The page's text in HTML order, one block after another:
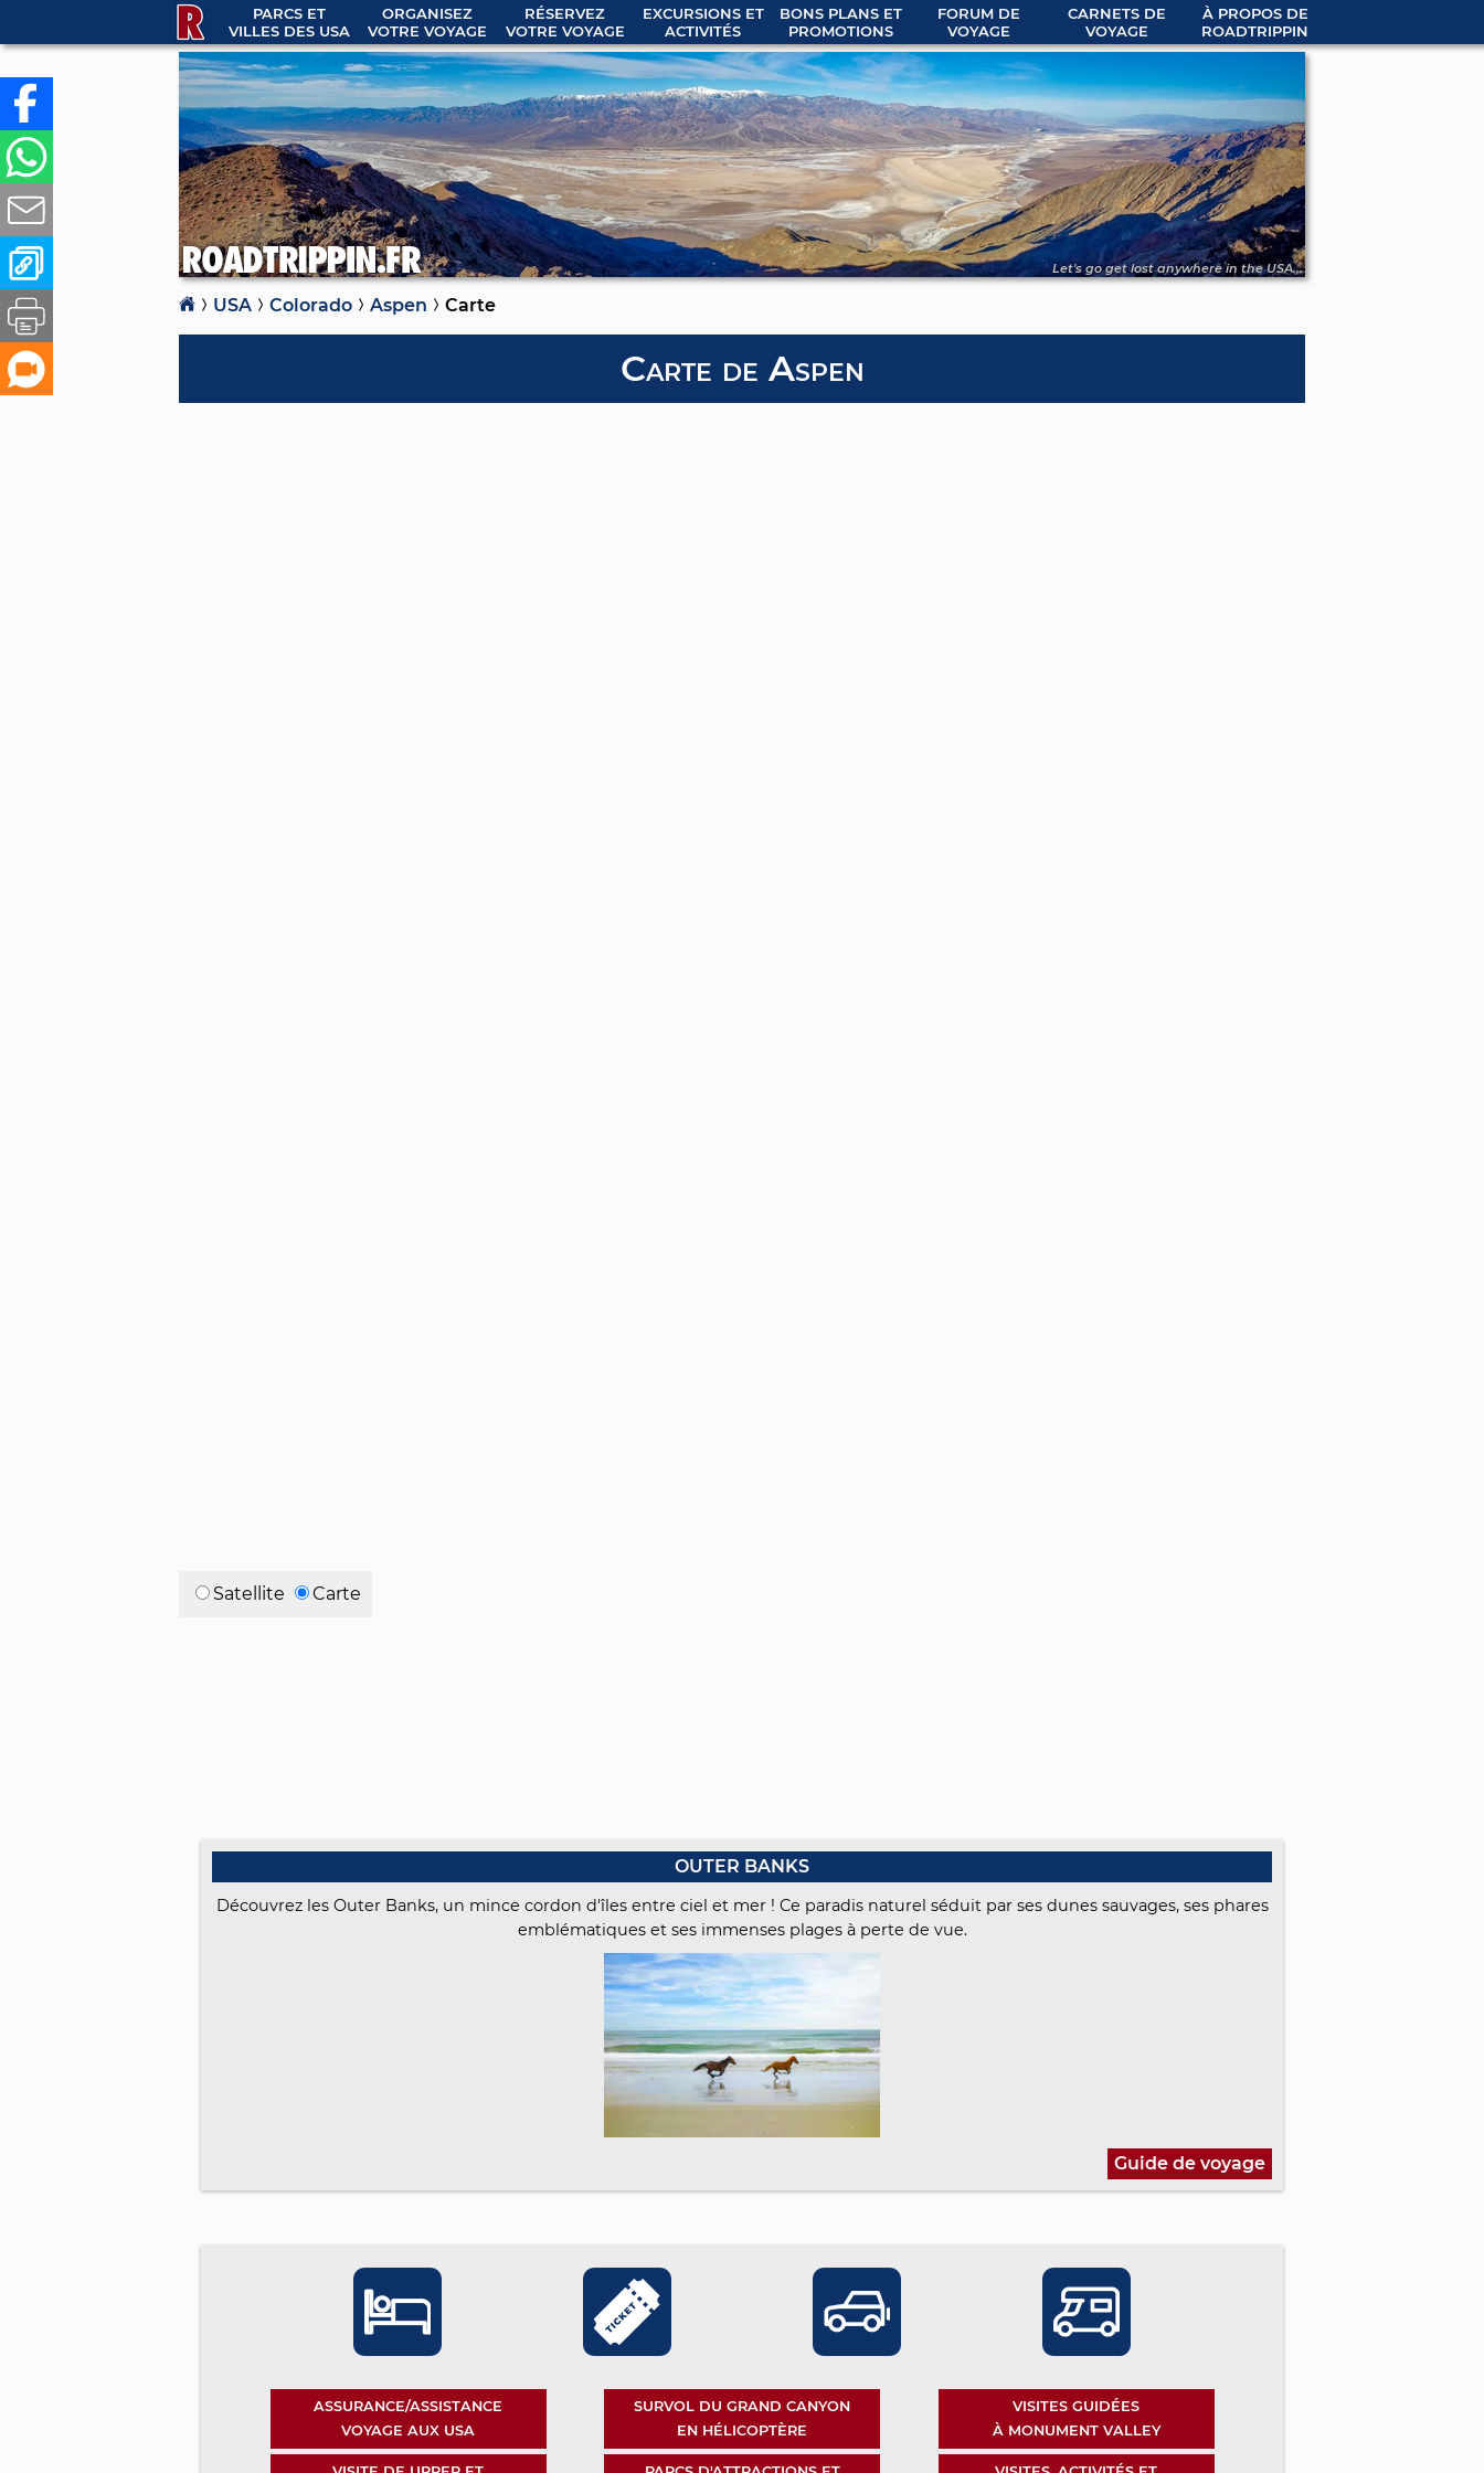
PARCS ET
VILLES DES USA
ORGANISEZ
VOTRE VOYAGE
RÉSERVEZ
VOTRE VOYAGE
EXCURSIONS ET
ACTIVITÉS
BONS PLANS ET
PROMOTIONS
FORUM DE
VOYAGE
CARNETS DE
VOYAGE
À PROPOS DE
ROADTRIPPIN
Let's go get lost anywhere in the USA...
USA Colorado Aspen Carte
Carte de Aspen
Satellite Carte
OUTER BANKS
Découvrez les Outer Banks, un mince cordon d'îles entre ciel et mer ! Ce paradis naturel séduit par ses dunes sauvages, ses phares
emblématiques et ses immenses plages à perte de vue.
Guide de voyage
ASSURANCE/ASSISTANCE
VOYAGE AUX USA
SURVOL DU GRAND CANYON
EN HÉLICOPTÈRE
VISITES GUIDÉES
À MONUMENT VALLEY